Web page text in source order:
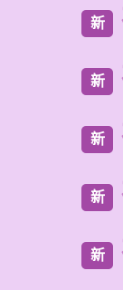
新
新
新
新
新